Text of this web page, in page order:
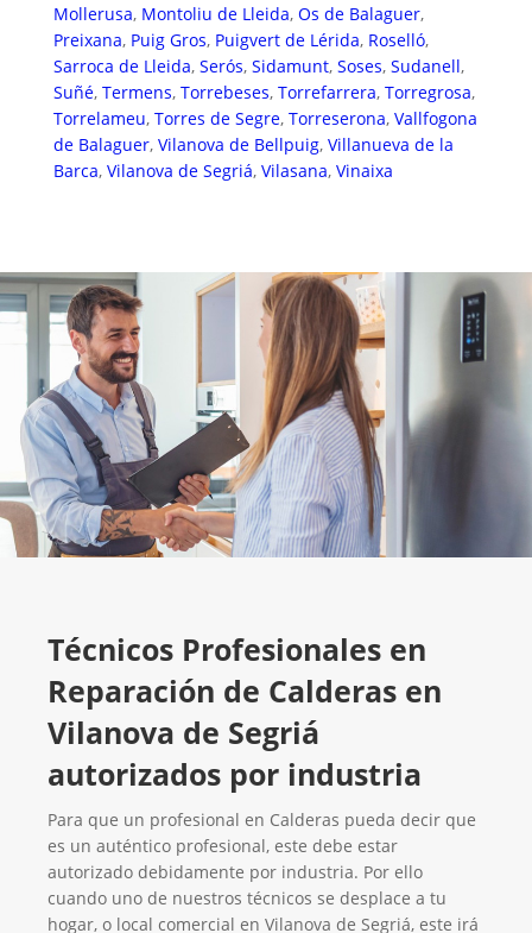
Mollerusa, Montoliu de Lleida, Os de Balaguer,
Preixana, Puig Gros, Puigvert de Lérida, Roselló,
Sarroca de Lleida, Serós, Sidamunt, Soses, Sudanell,
Suñé, Termens, Torrebeses, Torrefarrera, Torregrosa,
Torrelameu, Torres de Segre, Torreserona, Vallfogona
de Balaguer, Vilanova de Bellpuig, Villanueva de la
Barca, Vilanova de Segriá, Vilasana, Vinaixa
Técnicos Profesionales en
Reparación de Calderas en
Vilanova de Segriá
autorizados por industria
Para que un profesional en Calderas pueda decir que
es un auténtico profesional, este debe estar
autorizado debidamente por industria. Por ello
cuando uno de nuestros técnicos se desplace a tu
hogar, o local comercial en Vilanova de Segriá, este irá